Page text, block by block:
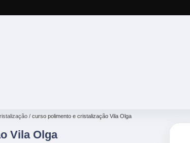
curso polimento e cristalização Vila Olga
Vila Olga